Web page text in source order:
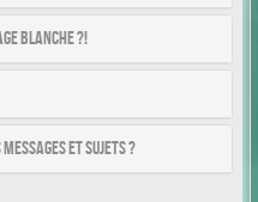
blanche ?!
et sujets ?